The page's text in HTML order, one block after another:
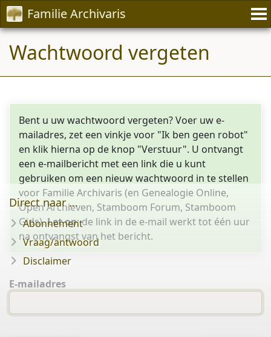
Familie Archivaris
Wachtwoord vergeten
Bent u uw wachtwoord vergeten? Voer uw e-
mailadres, zet een vinkje voor "Ik ben geen robot"
en klik hierna op de knop "Verstuur". U ontvangt
een e-mailbericht met een link die u kunt
gebruiken om een nieuw wachtwoord in te stellen
voor Familie Archivaris (en Genealogie Online,
Open Archieven, Stamboom Forum, Stamboom
Gids).Let op: de link in de e-mail werkt tot één uur
na ontvangst van het bericht.
E-mailadres
Direct naar ...
Abonnement
Vraag/antwoord
Disclaimer